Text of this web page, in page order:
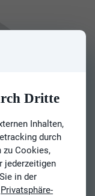
Dritte
Inhalten,
durch
zu Cookies,
jederzeitigen
in der
Privatsphäre-